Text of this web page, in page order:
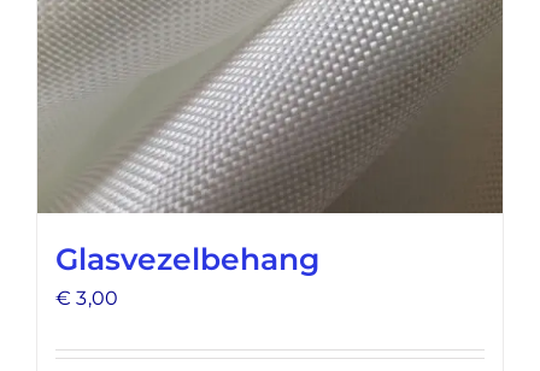
Glasvezelbehang
€ 3,00